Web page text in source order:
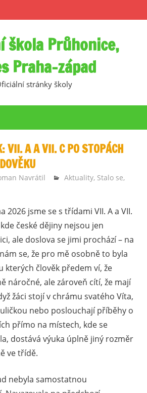
škola Průhonice,
Praha-západ
stránky školy
VII. A A VII. C PO STOPÁCH
Navrátil Aktuality, Stalo se,
2026 jsme se s třídami VII. A a VII.
české dějiny nejsou jen
ale doslova se jimi prochází – na
se, že pro mě osobně to byla
kterých člověk předem ví, že
náročné, ale zároveň cítí, že mají
žáci stojí v chrámu svatého Víta,
nebo poslouchají příběhy o
přímo na místech, kde se
dostává výuka úplně jiný rozměr
ve třídě.
nebyla samostatnou